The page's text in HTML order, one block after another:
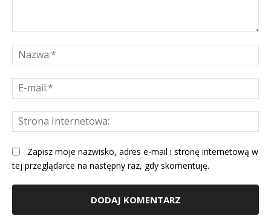
Zapisz moje nazwisko, adres e-mail i stronę internetową w
tej przeglądarce na następny raz, gdy skomentuję.